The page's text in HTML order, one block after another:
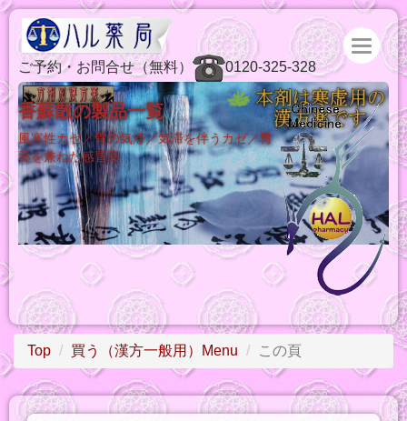
ご予約・お問合せ（無料） 0120-325-328
香蘇散の製品一覧
風寒性カゼ／胃の気滞／気滞を伴うカゼ／胃
薬を兼ねた感冒薬
Top 買う（漢方一般用）Menu この頁